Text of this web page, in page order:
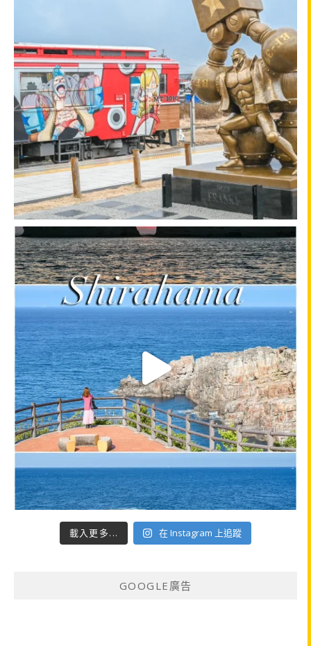
載入更多... 在 Instagram 上追蹤
GOOGLE廣告